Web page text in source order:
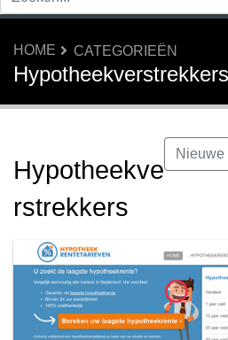
HOME CATEGORIEËN
Hypotheekverstrekkers
Nieuwe
Hypotheekve
rstrekkers